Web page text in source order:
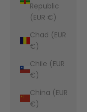
Republic
(EUR €)
Chad (EUR
€)
Chile (EUR
€)
China (EUR
€)